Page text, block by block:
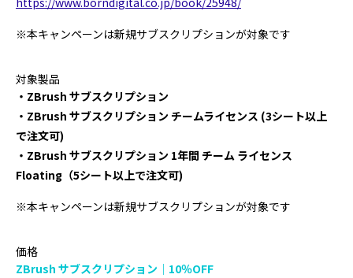
※本キャンペーンは新規サブスクリプションが対象です
対象製品
・ZBrush サブスクリプション
・ZBrush サブスクリプション チームライセンス (3シート以上
で注文可)
・ZBrush サブスクリプション 1年間 チーム ライセンス
Floating（5シート以上で注文可)
※本キャンペーンは新規サブスクリプションが対象です
価格
ZBrush サブスクリプション｜10％OFF